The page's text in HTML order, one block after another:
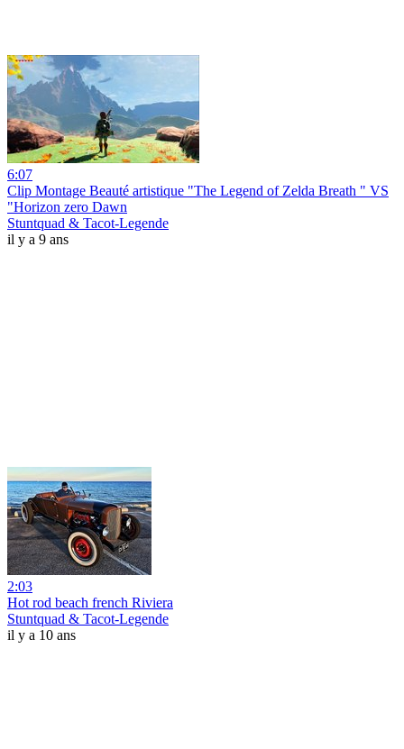
6:07
Clip Montage Beauté artistique "The Legend of Zelda Breath " VS
"Horizon zero Dawn
Stuntquad & Tacot-Legende
il y a 9 ans
2:03
Hot rod beach french Riviera
Stuntquad & Tacot-Legende
il y a 10 ans